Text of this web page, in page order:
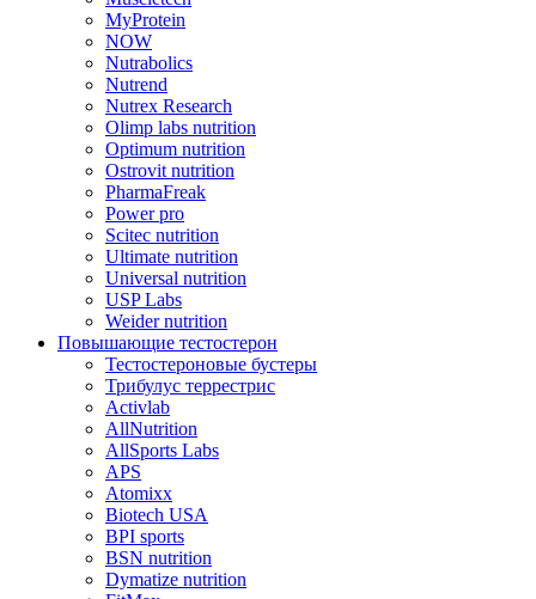
MyProtein
NOW
Nutrabolics
Nutrend
Nutrex Research
Olimp labs nutrition
Optimum nutrition
Ostrovit nutrition
PharmaFreak
Power pro
Scitec nutrition
Ultimate nutrition
Universal nutrition
USP Labs
Weider nutrition
Повышающие тестостерон
Тестостероновые бустеры
Трибулус террестрис
Activlab
AllNutrition
AllSports Labs
APS
Atomixx
Biotech USA
BPI sports
BSN nutrition
Dymatize nutrition